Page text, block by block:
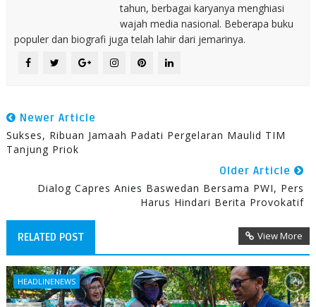
tahun, berbagai karyanya menghiasi
wajah media nasional. Beberapa buku
populer dan biografi juga telah lahir dari jemarinya.
Newer Article
Sukses, Ribuan Jamaah Padati Pergelaran Maulid TIM
Tanjung Priok
Older Article
Dialog Capres Anies Baswedan Bersama PWI, Pers
Harus Hindari Berita Provokatif
RELATED POST View More
HEADLINENEWS